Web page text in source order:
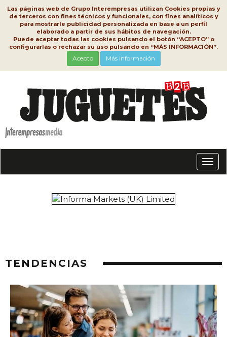
Las páginas web de Grupo Interempresas utilizan Cookies propias y
de terceros con fines técnicos y funcionales, con fines analíticos y
para mostrarle publicidad personalizada en base a un perfil
elaborado a partir de sus hábitos de navegación.
Puede aceptar todas las cookies pulsando el botón “ACEPTO” o
configurarlas o rechazar su uso pulsando en “MÁS INFORMACIÓN”.
Acepto Más información
TENDENCIAS